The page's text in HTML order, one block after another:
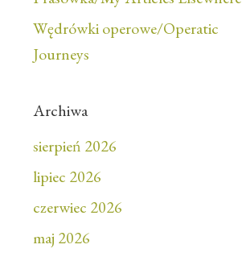
Wędrówki operowe/Operatic
Journeys
Archiwa
sierpień 2026
lipiec 2026
czerwiec 2026
maj 2026